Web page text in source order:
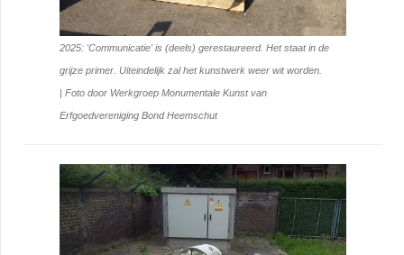
2025: 'Communicatie' is (deels) gerestaureerd. Het staat in de
grijze primer. Uiteindelijk zal het kunstwerk weer wit worden.
| Foto door Werkgroep Monumentale Kunst van
Erfgoedvereniging Bond Heemschut